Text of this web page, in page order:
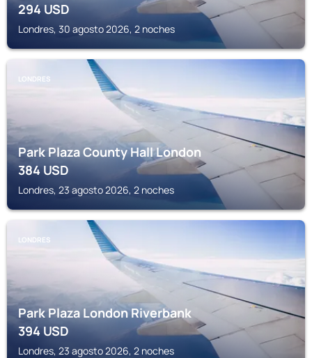
294USD
Londres, 30 agosto 2026, 2 noches
LONDRES
Park Plaza County Hall London
384USD
Londres, 23 agosto 2026, 2 noches
LONDRES
Park Plaza London Riverbank
394USD
Londres, 23 agosto 2026, 2 noches